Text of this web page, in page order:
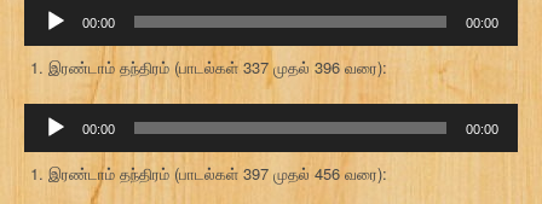
கருவி
00:00 00:00
இரண்டாம் தந்திரம் (பாடல்கள் 337 முதல் 396 வரை):
கருவி
00:00 00:00
இரண்டாம் தந்திரம் (பாடல்கள் 397 முதல் 456 வரை):